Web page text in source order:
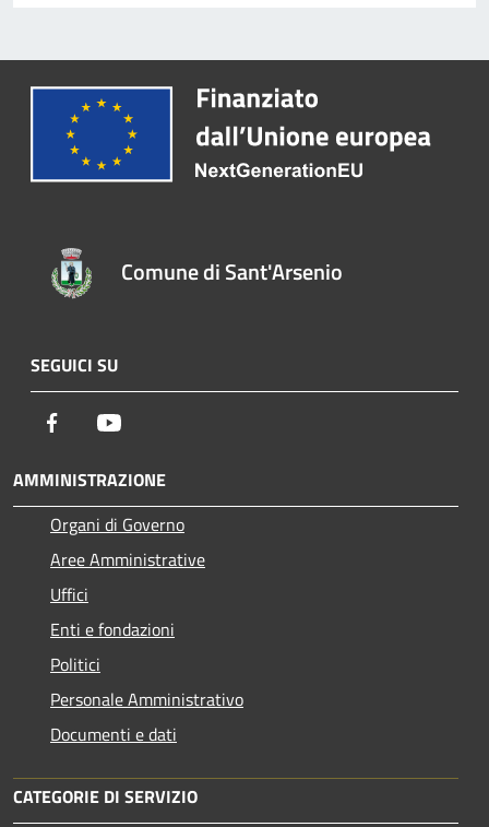
Comune di Sant'Arsenio
SEGUICI SU
Facebook
AMMINISTRAZIONE
Organi di Governo
Aree Amministrative
Uffici
Enti e fondazioni
Politici
Personale Amministrativo
Documenti e dati
CATEGORIE DI SERVIZIO